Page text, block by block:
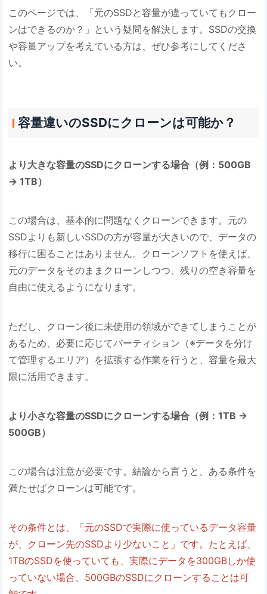
このページでは、「元のSSDと容量が違っていてもクロー
ンはできるのか？」という疑問を解決します。SSDの交換
や容量アップを考えている方は、ぜひ参考にしてくださ
い。
容量違いのSSDにクローンは可能か？
より大きな容量のSSDにクローンする場合（例：500GB
→ 1TB）
この場合は、基本的に問題なくクローンできます。元の
SSDよりも新しいSSDの方が容量が大きいので、データの
移行に困ることはありません。クローンソフトを使えば、
元のデータをそのままクローンしつつ、残りの空き容量を
自由に使えるようになります。
ただし、クローン後に未使用の領域ができてしまうことが
あるため、必要に応じてパーティション（※データを分け
て管理するエリア）を拡張する作業を行うと、容量を最大
限に活用できます。
より小さな容量のSSDにクローンする場合（例：1TB →
500GB）
この場合は注意が必要です。結論から言うと、ある条件を
満たせばクローンは可能です。
その条件とは、「元のSSDで実際に使っているデータ容量
が、クローン先のSSDより少ないこと」です。たとえば、
1TBのSSDを使っていても、実際にデータを300GBしか使
っていない場合、500GBのSSDにクローンすることは可